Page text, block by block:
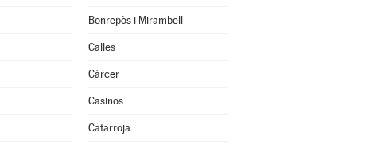
Bonrepòs i Mirambell
Calles
Càrcer
Casinos
Catarroja